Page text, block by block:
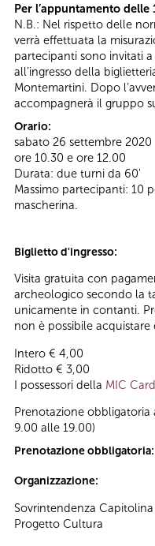
Per l’appuntamento delle
N.B.: Nel rispetto delle
verrà effettuata la
partecipanti sono invitati a
all’ingresso della
Montemartini. Dopo
accompagnerà il gruppo
Orario:
sabato 26 settembre 2020
ore 10.30 e ore 12.00
Durata: due turni da 60'
Massimo partecipanti: 10
mascherina.
Biglietto d'ingresso:
Visita gratuita con
archeologico secondo la
unicamente in contanti.
non è possibile
Intero € 4,00
Ridotto € 3,00
I possessori della MIC Card
Prenotazione
9.00 alle 19.00)
Prenotazione obbligatoria:
Organizzazione:
Sovrintendenza
Progetto Cultura